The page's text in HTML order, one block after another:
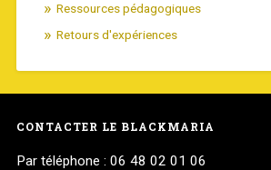
Ressources pédagogiques
Retours d'expériences
CONTACTER LE BLACKMARIA
Par téléphone : 06 48 02 01 06